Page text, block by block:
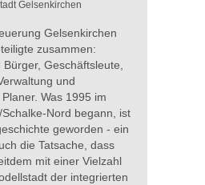
Gelsenkirchen
Gelsenkirchen
zusammen:
Geschäftsleute,
und
Was 1995 im
Nord begann, ist
geworden - ein
die Tatsache, dass
mit einer Vielzahl
der integrierten